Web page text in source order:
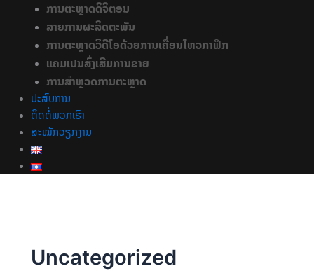
ການຕະຫຼາດດິຈິຕອນ
ລາຍການຜະລິດຕະພັນ
ການຕະຫຼາດວິດີໂອດ້ວຍການເຄື່ອນໄຫວກາຟິກ
ແຄມເປນສົ່ງເສີມການຂາຍ
ການສຳຫຼວດການຕະຫຼາດ
ປະສົບການ
ຕິດຕໍ່ພວກເຮົາ
ສະໝັກວຽກງານ
Uncategorized